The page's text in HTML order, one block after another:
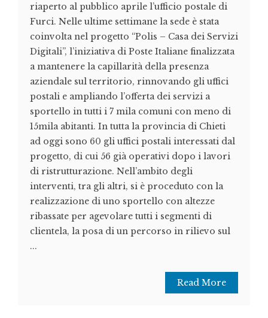
riaperto al pubblico aprile l’ufficio postale di
Furci. Nelle ultime settimane la sede è stata
coinvolta nel progetto “Polis – Casa dei Servizi
Digitali”, l’iniziativa di Poste Italiane finalizzata
a mantenere la capillarità della presenza
aziendale sul territorio, rinnovando gli uffici
postali e ampliando l’offerta dei servizi a
sportello in tutti i 7 mila comuni con meno di
15mila abitanti. In tutta la provincia di Chieti
ad oggi sono 60 gli uffici postali interessati dal
progetto, di cui 56 già operativi dopo i lavori
di ristrutturazione. Nell’ambito degli
interventi, tra gli altri, si è proceduto con la
realizzazione di uno sportello con altezze
ribassate per agevolare tutti i segmenti di
clientela, la posa di un percorso in rilievo sul
...
Read More